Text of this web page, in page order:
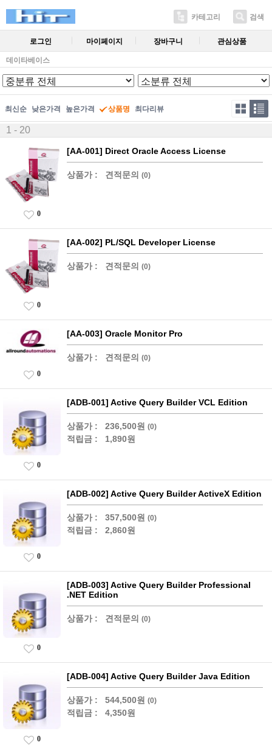
카테고리 검색
로그인 마이페이지 장바구니 관심상품
데이타베이스
최신순 낮은가격 높은가격 상품명 최다리뷰
1 - 20
[AA-001] Direct Oracle Access License
상품가 : 견적문의 (0)
0
[AA-002] PL/SQL Developer License
상품가 : 견적문의 (0)
0
[AA-003] Oracle Monitor Pro
상품가 : 견적문의 (0)
0
[ADB-001] Active Query Builder VCL Edition
상품가 : 236,500원 (0)
적립금 : 1,890원
0
[ADB-002] Active Query Builder ActiveX Edition
상품가 : 357,500원 (0)
적립금 : 2,860원
0
[ADB-003] Active Query Builder Professional
.NET Edition
상품가 : 견적문의 (0)
0
[ADB-004] Active Query Builder Java Edition
상품가 : 544,500원 (0)
적립금 : 4,350원
0